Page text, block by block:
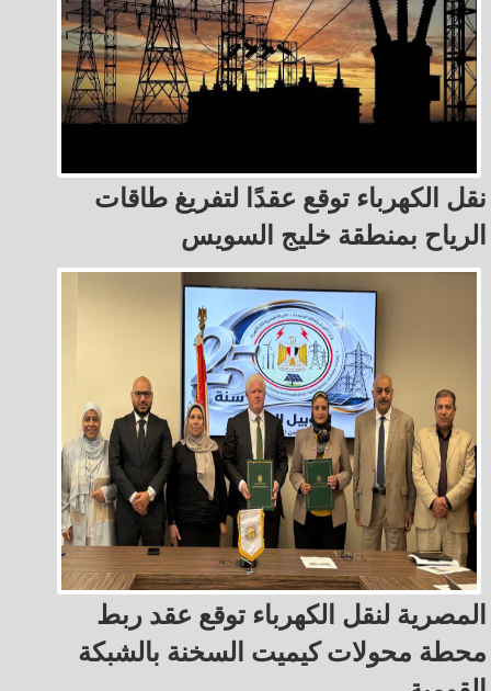
نقل الكهرباء توقع عقدًا لتفريغ طاقات
الرياح بمنطقة خليج السويس
المصرية لنقل الكهرباء توقع عقد ربط
محطة محولات كيميت السخنة بالشبكة